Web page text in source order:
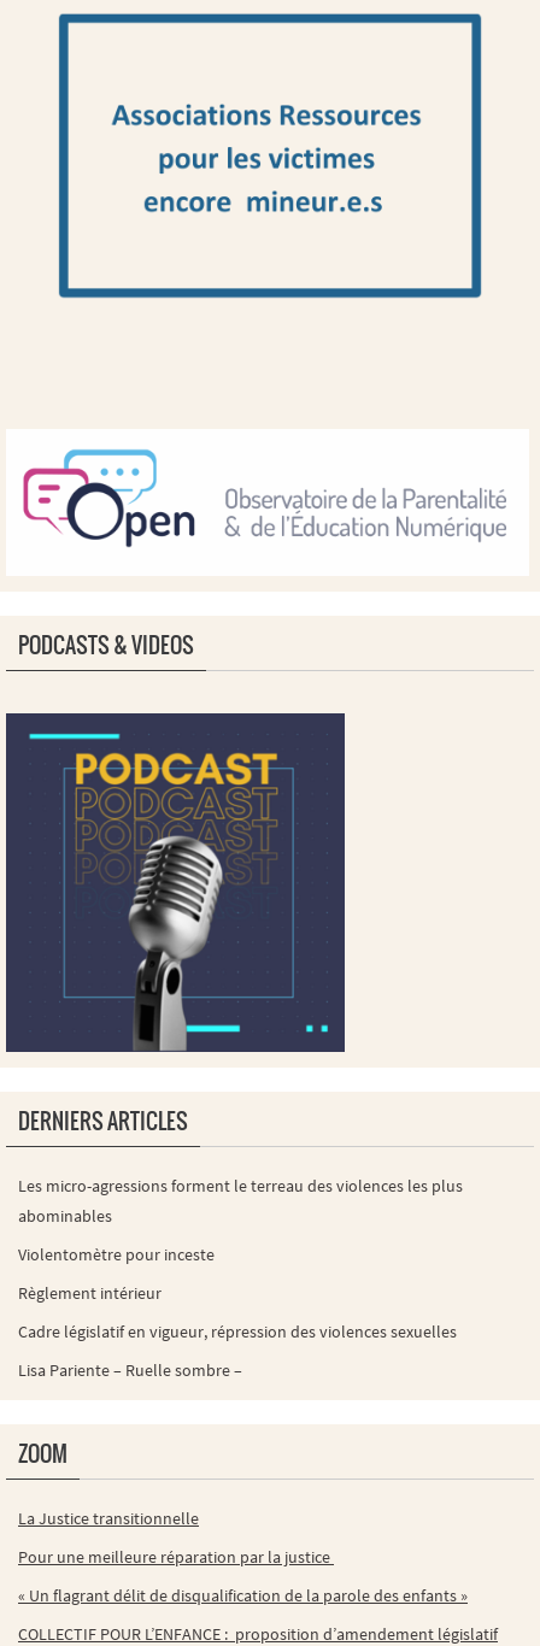
PODCASTS & VIDEOS
DERNIERS ARTICLES
Les micro-agressions forment le terreau des violences les plus
abominables
Violentomètre pour inceste
Règlement intérieur
Cadre législatif en vigueur, répression des violences sexuelles
Lisa Pariente – Ruelle sombre –
ZOOM
La Justice transitionnelle
Pour une meilleure réparation par la justice
« Un flagrant délit de disqualification de la parole des enfants »
COLLECTIF POUR L’ENFANCE : proposition d’amendement législatif